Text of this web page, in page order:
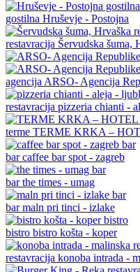
gostilna Hruševje - Postojna
restavracija Šervudska šuma,
agencija ARSO- Agencija
restavracija pizzeria chianti -
terme TERME KRKA –
barcaffee bar spot - zagreb
barthe times - umag
barmaln pri tinci - izlake
bistro bistro košta - koper
restavracija konoba intrada -